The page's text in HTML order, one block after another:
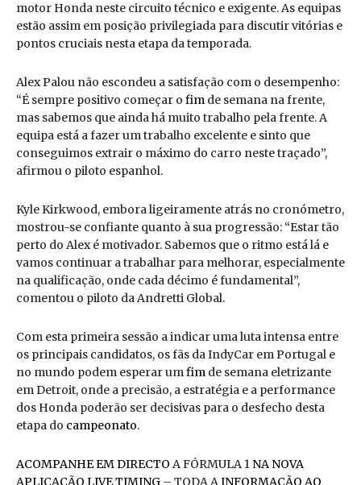
motor Honda neste circuito técnico e exigente. As equipas
estão assim em posição privilegiada para discutir vitórias e
pontos cruciais nesta etapa da temporada.
Alex Palou não escondeu a satisfação com o desempenho:
“É sempre positivo começar o fim de semana na frente,
mas sabemos que ainda há muito trabalho pela frente. A
equipa está a fazer um trabalho excelente e sinto que
conseguimos extrair o máximo do carro neste traçado”,
afirmou o piloto espanhol.
Kyle Kirkwood, embora ligeiramente atrás no cronómetro,
mostrou-se confiante quanto à sua progressão: “Estar tão
perto do Alex é motivador. Sabemos que o ritmo está lá e
vamos continuar a trabalhar para melhorar, especialmente
na qualificação, onde cada décimo é fundamental”,
comentou o piloto da Andretti Global.
Com esta primeira sessão a indicar uma luta intensa entre
os principais candidatos, os fãs da IndyCar em Portugal e
no mundo podem esperar umfim de semana eletrizante
em Detroit, onde a precisão, a estratégia e a performance
dos Honda poderão ser decisivas para o desfecho desta
etapa do campeonato.
ACOMPANHE EM DIRECTO A FÓRMULA 1 NA NOVA
APLICAÇÃO LIVE TIMING – TODA A INFORMAÇÃO AO